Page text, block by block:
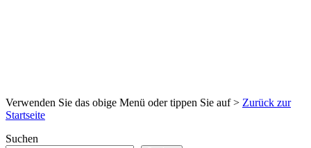
Verwenden Sie das obige Menü oder tippen Sie auf > Zurück zur
Startseite
Suchen